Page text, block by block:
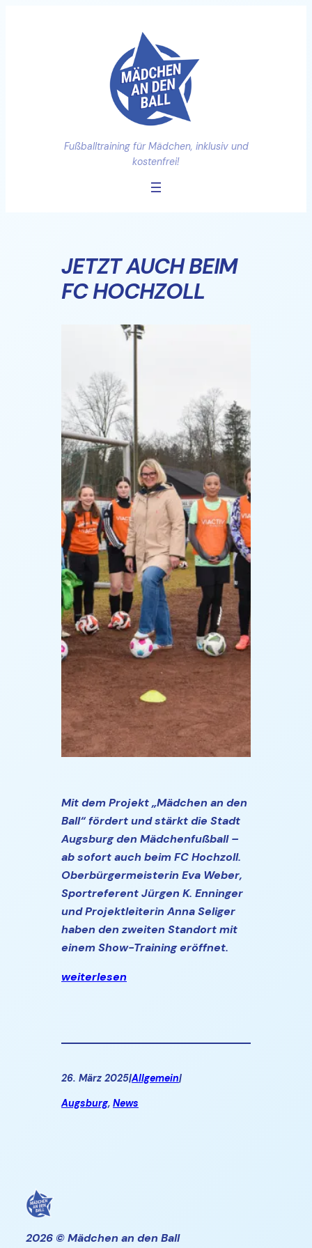
Fußballtraining für Mädchen, inklusiv und
kostenfrei!
JETZT AUCH BEIM
FC HOCHZOLL
Mit dem Projekt „Mädchen an den
Ball“ fördert und stärkt die Stadt
Augsburg den Mädchenfußball –
ab sofort auch beim FC Hochzoll.
Oberbürgermeisterin Eva Weber,
Sportreferent Jürgen K. Enninger
und Projektleiterin Anna Seliger
haben den zweiten Standort mit
einem Show-Training eröffnet.
weiterlesen
26. März 2025|Allgemein|
Augsburg, News
2026 © Mädchen an den Ball